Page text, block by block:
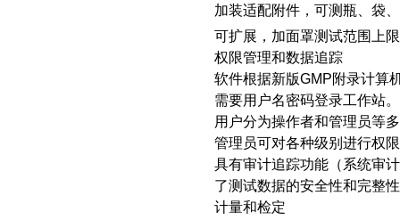
加装适配附件，可测瓶、袋
可扩展，加面罩测试范围上
权限管理和数据追踪
软件根据新版GMP附录计算
需要用户名密码登录工作站。
用户分为操作者和管理员等
管理员可对各种级别进行权
具有审计追踪功能（系统审
了测试数据的安全性和完整
计量和检定